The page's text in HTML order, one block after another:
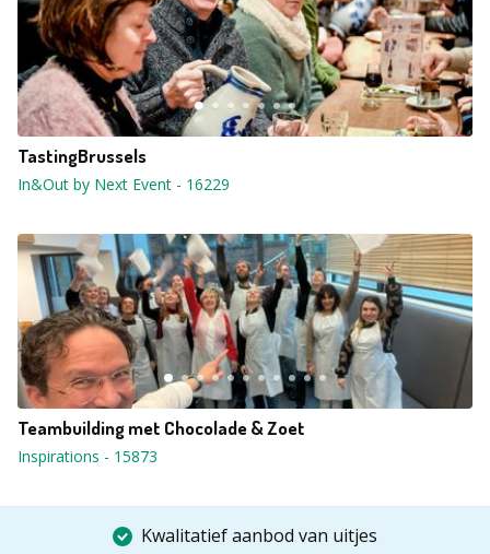
TastingBrussels
In&Out by Next Event - 16229
Teambuilding met Chocolade & Zoet
Inspirations - 15873
Kwalitatief aanbod van uitjes